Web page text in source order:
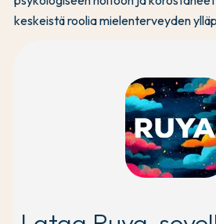
keskeistä roolia mielenterveyden